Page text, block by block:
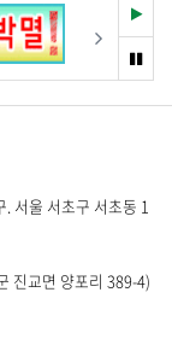
재
생
멈
춤
서울 서초구 서초동 1
진교면 양포리 389-4)